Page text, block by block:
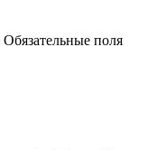
Обязательные поля